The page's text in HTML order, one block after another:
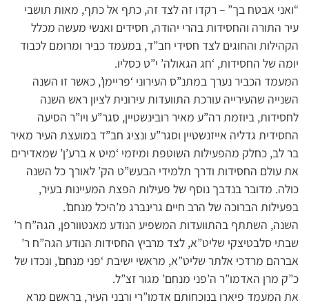
“ואני אבטח בך” – רקדו זה לצד זה, כתף אל כתף, מאות תושבי
עיר התורה והחסידות בהרי יהודה, חסידים ואנשי מעשה מכלל
הקהילות והחוגים לצד חסידי חב”ד, במעמד כביר ומרומם לכבוד
יומה של החסידות, ‘חג הגאולה’ י”ט כסליו.
המעמד הכביר נערך במתנ”ס העירוני ‘פריימן’, כאשר זו השנה
השנייה שהעירייה עורכת התוועדות עירונית לציון ראש השנה
לחסידות, ביוזמת רה”ע מאיר רובינשטיין, סגר”ע ויו”ר הסיעה
החסידית גדליה אייזנשטיין וסגר”ע ונציג חב”ד במועצת העיר מאיר
בר לב, כחלק מהפעילות השוטפת ומיזמי ‘מיט א ברע’ן’ שמאדירים
את עולם החסידות ודרך תלמידי הבעש”ט הק’ לאורך כל השנה
כולה. מדובר בנדבך נוסף של פעילות הפצת המעיינות בעיר,
בפעילות הברוכה של הרב חיים גרינברג מ’היכל מנחם’.
השנה, השתתף בהתוועדות המשפיע הנודע מאנטוורפן, הגה”ח ר’
שבתי סלבטיצקי שליט”א, לצד מרביץ החסידות הנודע הגה”ח ר’
אברהם מרדכי אלתר שליט”א, מראשי ישיבת ‘פני מנחם’, ונכדו של
כ”ק מרן האדמו”ר ה’פני מנחם’ מגור זצ”ל.
את המעמד פיארו בנוכחותם אדמו”רי ורבני העיר, בראשם מרא